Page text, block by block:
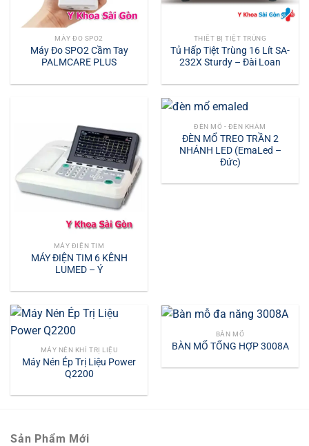
MÁY ĐO SPO2
Máy Đo SPO2 Cầm Tay
PALMCARE PLUS
THIẾT BỊ TIỆT TRÙNG
Tủ Hấp Tiệt Trùng 16 Lít SA-
232X Sturdy – Đài Loan
MÁY ĐIỆN TIM
MÁY ĐIỆN TIM 6 KÊNH
LUMED – Ý
ĐÈN MỔ - ĐÈN KHÁM
ĐÈN MỔ TREO TRẦN 2
NHÁNH LED (EmaLed –
Đức)
MÁY NÉN KHÍ TRỊ LIỆU
Máy Nén Ép Trị Liệu Power
Q2200
BÀN MỔ
BÀN MỔ TỔNG HỢP 3008A
Sản Phẩm Mới